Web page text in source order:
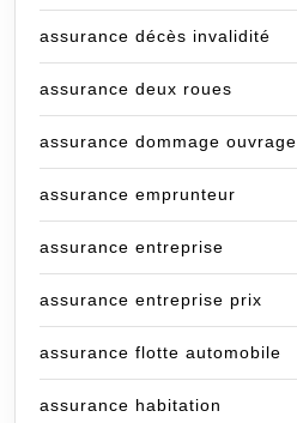
assurance décès invalidité
assurance deux roues
assurance dommage ouvrage
assurance emprunteur
assurance entreprise
assurance entreprise prix
assurance flotte automobile
assurance habitation